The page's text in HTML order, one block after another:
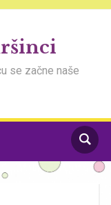
se začne naše